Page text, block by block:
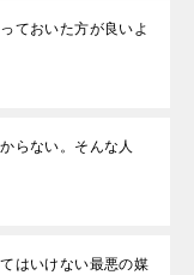
ておいた方が良いよ
らない。そんな人
はいけない最悪の媒